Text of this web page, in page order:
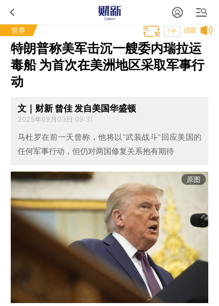
世界 试听
T中
特朗普称美军击沉一艘委内瑞拉运
毒船 为首次在美洲地区采取军事行
动
文｜财新 曾佳 发自美国华盛顿
2025年09月03日 09:31
马杜罗在前一天曾称，他将以“武装战斗”回应美国的
任何军事行动，但仍对两国修复关系抱有期待
原图